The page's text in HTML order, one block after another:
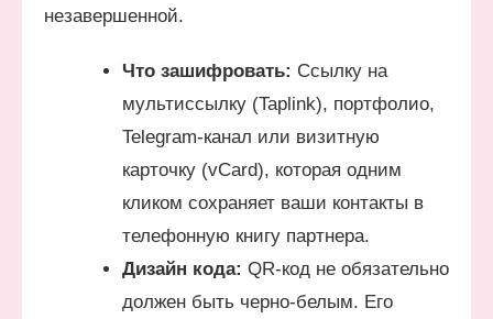
незавершенной.
Что зашифровать: Ссылку на
мультиссылку (Taplink), портфолио,
Telegram-канал или визитную
карточку (vCard), которая одним
кликом сохраняет ваши контакты в
телефонную книгу партнера.
Дизайн кода: QR-код не обязательно
должен быть черно-белым. Его